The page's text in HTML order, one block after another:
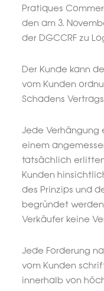
Pratiques
den am 3.
der DGCCRF zu
Der Kunde kann
vom Kunden
Schadens
Jede Verhängung
einem
tatsächlich
Kunden
des Prinzips und
begründet
Verkäufer keine
Jede Forderung
vom Kunden
innerhalb von